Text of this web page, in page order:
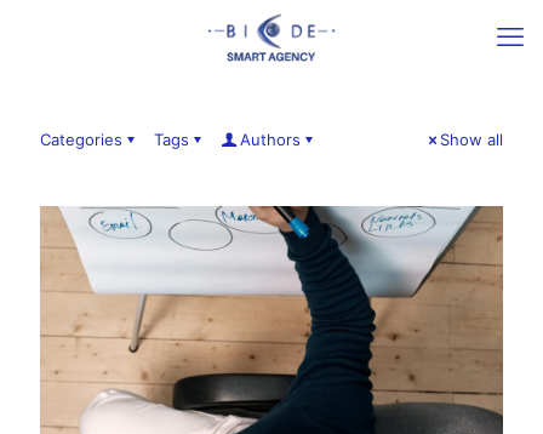
Categories Tags Authors Show all